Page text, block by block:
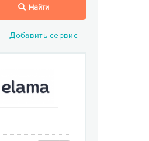
Найти
Добавить сервис